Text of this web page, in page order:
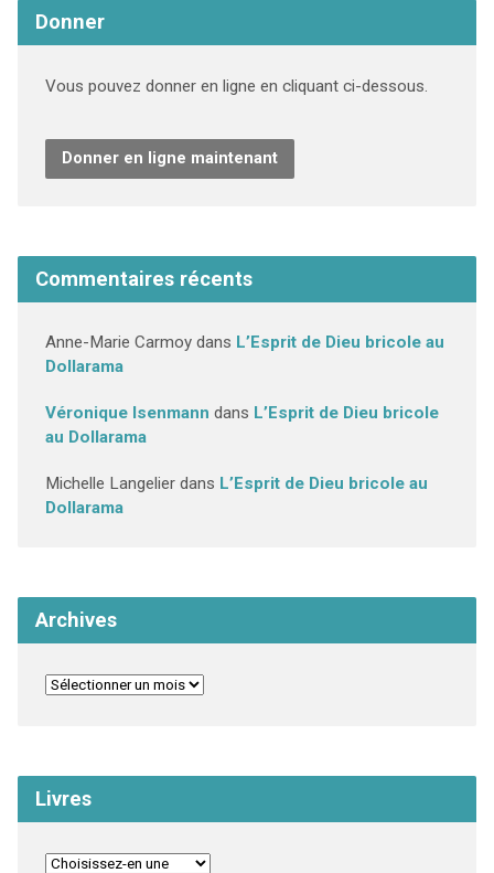
Donner
Vous pouvez donner en ligne en cliquant ci-dessous.
Donner en ligne maintenant
Commentaires récents
Anne-Marie Carmoydans L’Esprit de Dieu bricole au
Dollarama
Véronique Isenmann dans L’Esprit de Dieu bricole
au Dollarama
Michelle Langelierdans L’Esprit de Dieu bricole au
Dollarama
Archives
Livres